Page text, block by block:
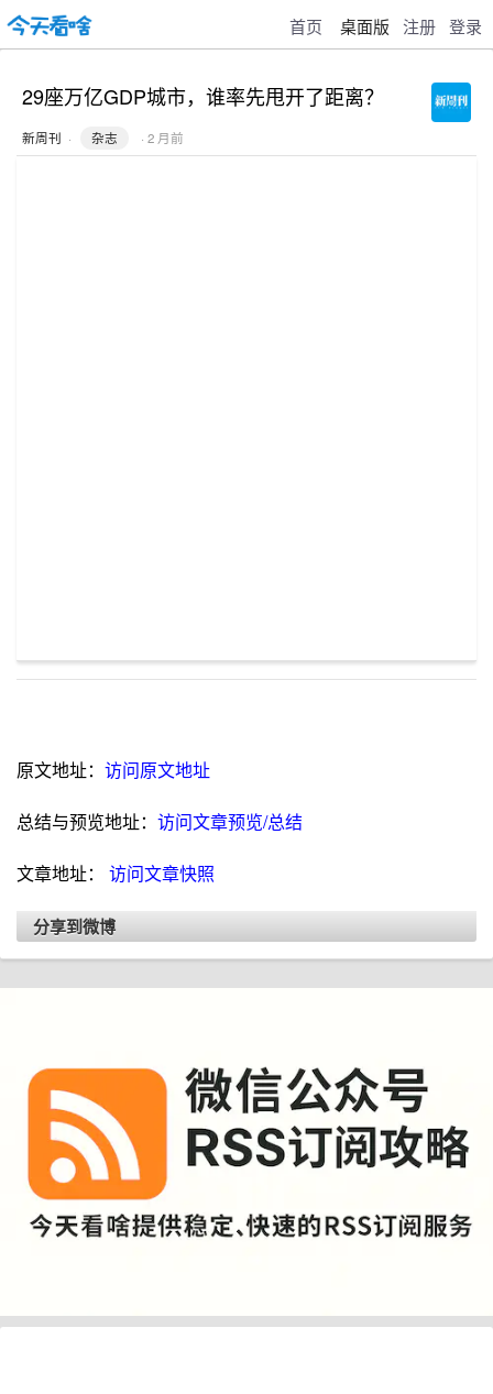
首页 桌面版 注册 登录
29座万亿GDP城市，谁率先甩开了距离？
新周刊 · 杂志 · 2 月前
原文地址： 访问原文地址
总结与预览地址： 访问文章预览/总结
文章地址： 访问文章快照
分享到微博